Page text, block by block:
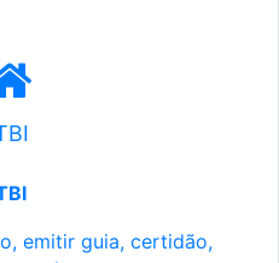
emitir guia, certidão,